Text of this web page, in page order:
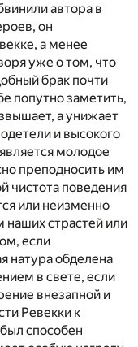
автора в
он
а менее
уже о том, что
брак почти
попутно заметить,
а унижает
и высокого
молодое
преподносить им
чистота поведения
или неизменно
наших страстей или
если
натура обделена
в свете, если
внезапной и
Ревекки к
способен